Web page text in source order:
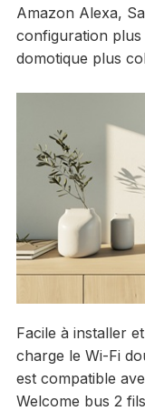
Amazon Alexa,
configuration plus
domotique plus
Facile à installer
charge le Wi-Fi
est compatible
Welcome bus 2